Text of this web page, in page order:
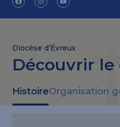
Diocèse d’Évreux
Découvrir le
HistoireOrganisation